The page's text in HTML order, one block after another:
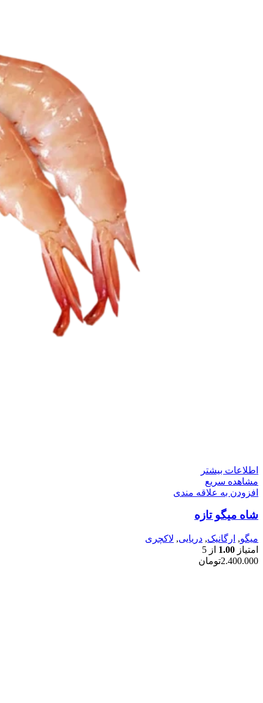
اطلاعات بیشتر
مشاهده سریع
افزودن به علاقه مندی
شاه میگو تازه
میگو, ارگانیک, دریایی, لاکچری
امتیاز 1.00 از 5
2.400.000تومان